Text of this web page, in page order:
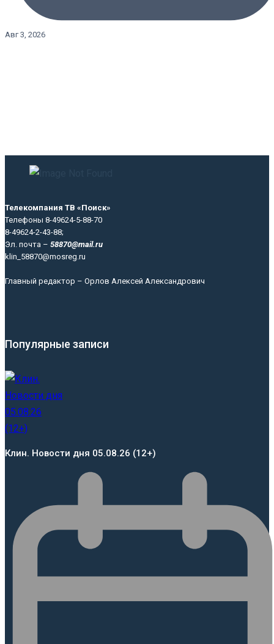
Авг 3, 2026
Телекомпания ТВ «Поиск»
Телефоны 8-49624-5-88-70
8-49624-2-43-88;
Эл. почта – 58870@mail.ru
klin_58870@mosreg.ru
Главный редактор – Орлов Алексей Александрович
Популярные записи
Клин. Новости дня 05.08.26 (12+)